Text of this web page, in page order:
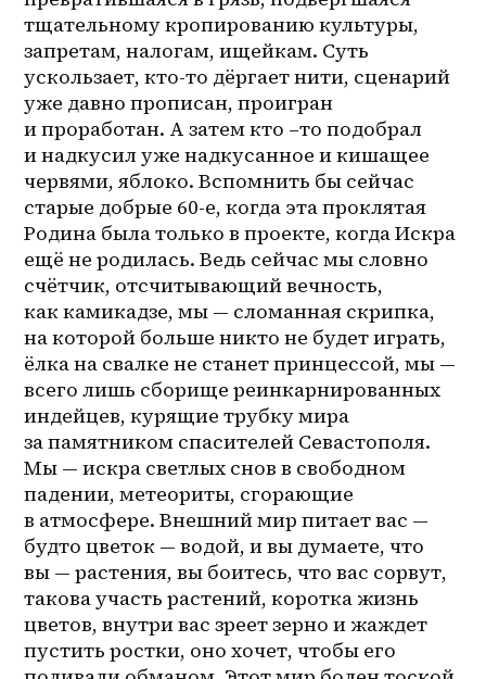
тщательному кропированию культуры,
запретам, налогам, ищейкам. Суть
ускользает, кто-то дёргает нити, сценарий
уже давно прописан, проигран
и проработан. А затем кто –то подобрал
и надкусил уже надкусанное и кишащее
червями, яблоко. Вспомнить бы сейчас
старые добрые 60-е, когда эта проклятая
Родина была только в проекте, когда Искра
ещё не родилась. Ведь сейчас мы словно
счётчик, отсчитывающий вечность,
как камикадзе, мы — сломанная скрипка,
на которой больше никто не будет играть,
ёлка на свалке не станет принцессой, мы —
всего лишь сборище реинкарнированных
индейцев, курящие трубку мира
за памятником спасителей Севастополя.
Мы — искра светлых снов в свободном
падении, метеориты, сгорающие
в атмосфере. Внешний мир питает вас —
будто цветок — водой, и вы думаете, что
вы — растения, вы боитесь, что вас сорвут,
такова участь растений, коротка жизнь
цветов, внутри вас зреет зерно и жаждет
пустить ростки, оно хочет, чтобы его